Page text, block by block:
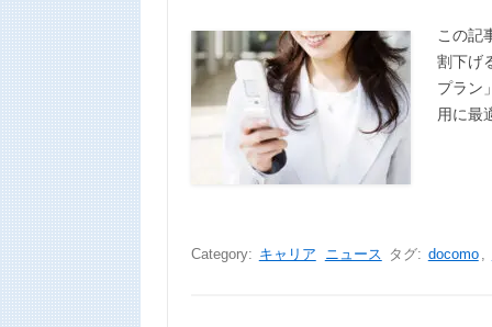
この記
割下げ
プラン
用に最
Category: キャリア ニュース タグ: docomo ,